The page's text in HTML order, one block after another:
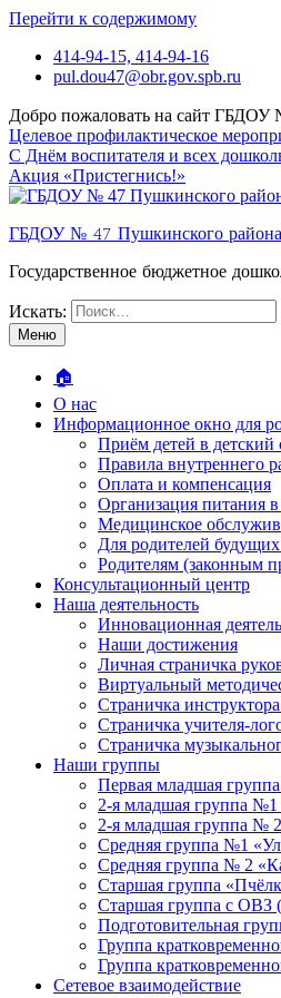
Перейти к содержимому
414-94-15, 414-94-16
pul.dou47@obr.gov.spb.ru
Добро пожаловать на сайт ГБДОУ
Целевое профилактическое
C Днём воспитателя и всех
Акция «Пристегнись!»
ГБДОУ № 47 Пушкинского района
Государственное бюджетное
Искать:
Меню
🏠
О нас
Информационное окно для
Приём детей в детский
Правила внутреннего
Оплата и компенсация
Организация питания в
Медицинское
Для родителей
Родителям (законным
Консультационный центр
Наша деятельность
Инновационная
Наши достижения
Личная страничка
Виртуальный
Страничка
Страничка учителя-
Страничка
Наши группы
Первая младшая
2-я младшая группа №1
2-я младшая группа №
Средняя группа №1
Средняя группа № 2
Старшая группа
Старшая группа с
Подготовительная
Группа
Группа
Сетевое взаимодействие